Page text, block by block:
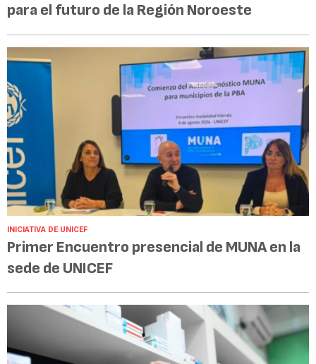
para el futuro de la Región Noroeste
INICIATIVA DE UNICEF
Primer Encuentro presencial de MUNA en la
sede de UNICEF